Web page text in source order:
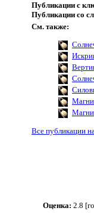
Публикации с
Публикации со
См. также:
Все публикации
Оценка: 2.8